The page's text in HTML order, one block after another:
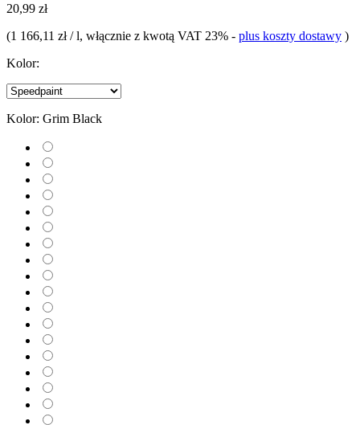
20,99 zł
(1 166,11 zł / l, włącznie z kwotą VAT 23% - plus koszty dostawy )
Kolor:
Kolor: Grim Black